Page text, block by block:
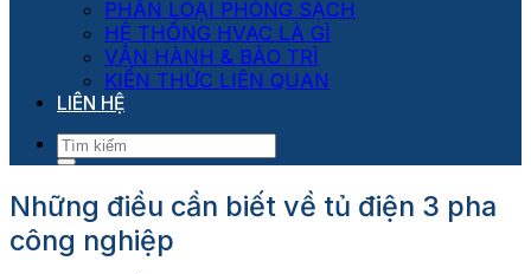
PHÂN LOẠI PHÒNG SẠCH
HỆ THỐNG HVAC LÀ GÌ
VẬN HÀNH & BẢO TRÌ
KIẾN THỨC LIÊN QUAN
LIÊN HỆ
Những điều cần biết về tủ điện 3 pha
công nghiệp